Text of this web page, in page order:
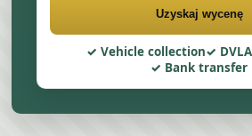
Uzyskaj wycenę
Vehicle collection
Bank transfer